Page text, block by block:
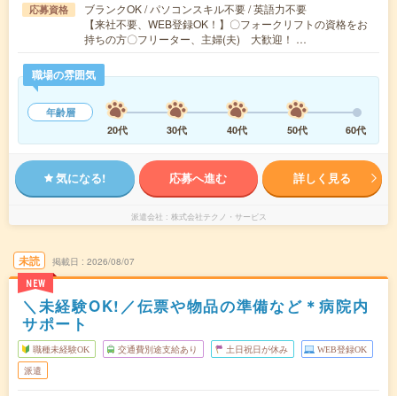
応募資格
ブランクOK / パソコンスキル不要 / 英語力不要
【来社不要、WEB登録OK！】〇フォークリフトの資格をお
持ちの方〇フリーター、主婦(夫) 大歓迎！ …
職場の雰囲気
年齢層
20代
30代 40代 50代 60代
気になる! 応募へ進む 詳しく見る
派遣会社 株式会社テクノ・サービス
未読
NEW
掲載日 2026/08/07
＼未経験OK!／伝票や物品の準備など＊病院内
サポート
職種未経験OK 交通費別途支給あり 土日祝日が休み WEB登録OK
派遣